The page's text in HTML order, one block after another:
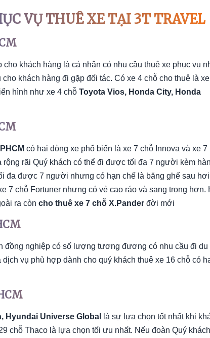
VỤ THUÊ XE TẠI 3T TRAVEL
cho khách hàng là cá nhân có nhu cầu thuê xe phục vụ
khách hàng đi gặp đối tác. Có xe 4 chỗ cho thuê là xe
hình như xe 4 chỗ Toyota Vios, Honda City, Honda
có hai dòng xe phổ biến là xe 7 chỗ Innova và xe 7
rãi Quý khách có thể đi được tối đa 7 người kèm
đa được 7 người nhưng có hạn chế là băng ghế sau hơi
7 chỗ Fortuner nhưng có vẻ cao ráo và sang trọng hơn.
ra còn cho thuê xe 7 chỗ X.Pander đời mới
đồng nghiệp có số lượng tương đương có nhu cầu đi du
dịch vụ phù hợp dành cho quý khách thuê xe 16 chỗ có
Hyundai Universe Global
là sự lựa chọn tốt nhất khi
chỗ Thaco là lựa chọn tối ưu nhất. Nếu đoàn Quý